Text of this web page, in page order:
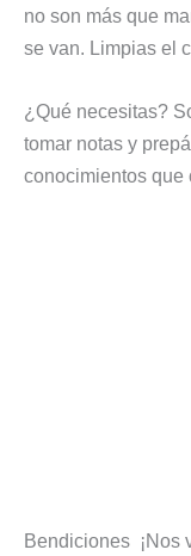
no son más que
se van. Limpias el
¿Qué necesitas?
tomar notas y
conocimientos que
Bendiciones ¡Nos